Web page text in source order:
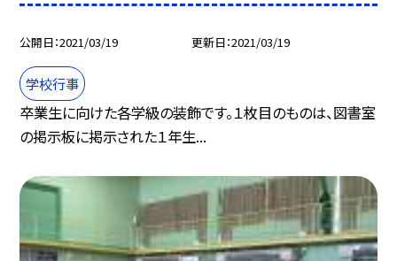
公開日 2021/03/19 更新日 2021/03/19
学校行事
卒業生に向けた各学級の装飾です。１枚目のものは、図書室
の掲示板に掲示された１年生...